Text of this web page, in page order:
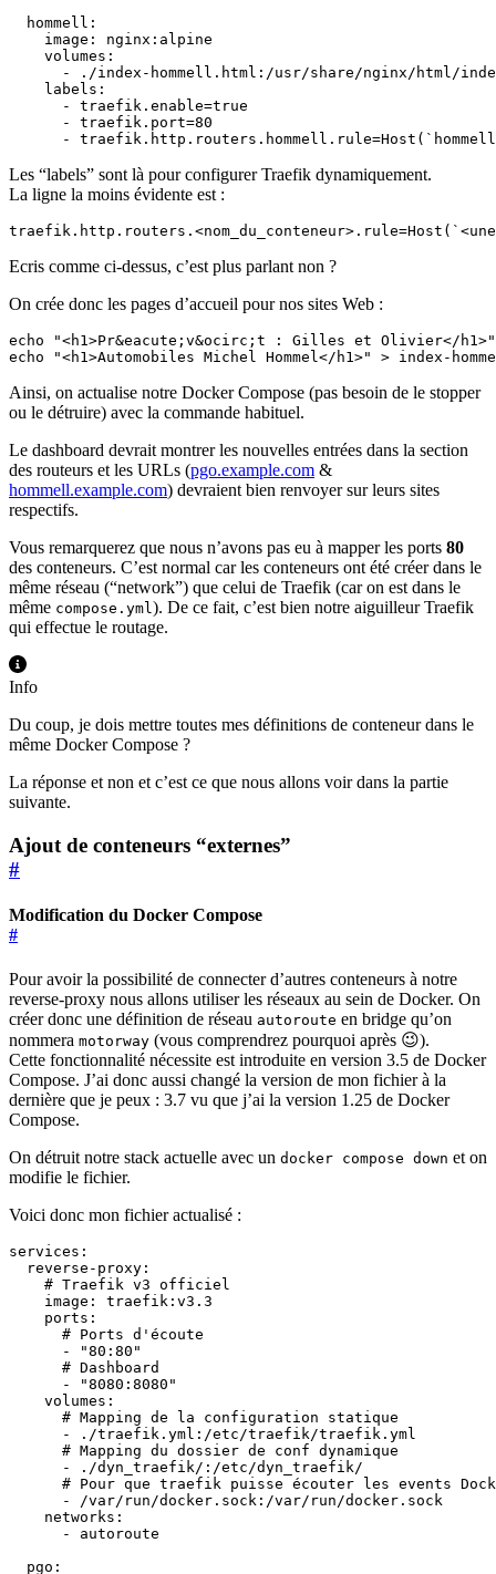
hommell :
image :
nginx:alpine
volumes :
-
./index-hommell.html:/usr/share/nginx/html/
labels :
- traefik.enable=true
- traefik.port=80
-
Les “labels” sont là pour configurer Traefik dynamiquement.
La ligne la moins évidente est :
Ecris comme ci-dessus, c’est plus parlant non ?
On crée donc les pages d’accueil pour nos sites Web :
echo
"<h1>Pr&eacute;v&ocirc;t : Gilles et Olivier</h1>"
echo
"<h1>Automobiles Michel Hommel</h1>" > index-
Ainsi, on actualise notre Docker Compose (pas besoin de le stopper
ou le détruire) avec la commande habituel.
Le dashboard devrait montrer les nouvelles entrées dans la section
des routeurs et les URLs (pgo.example.com &
hommell.example.com) devraient bien renvoyer sur leurs sites
respectifs.
Vous remarquerez que nous n’avons pas eu à mapper les ports 80
des conteneurs. C’est normal car les conteneurs ont été créer dans le
même réseau (“network”) que celui de Traefik (car on est dans le
même compose.yml). De ce fait, c’est bien notre aiguilleur Traefik
qui effectue le routage.
Info
Du coup, je dois mettre toutes mes définitions de conteneur dans le
même Docker Compose ?
La réponse et non et c’est ce que nous allons voir dans la partie
suivante.
Ajout de conteneurs “externes”
#
Modification du Docker Compose
#
Pour avoir la possibilité de connecter d’autres conteneurs à notre
reverse-proxy nous allons utiliser les réseaux au sein de Docker. On
créer donc une définition de réseau autoroute en bridge qu’on
nommera motorway (vous comprendrez pourquoi après 😉).
Cette fonctionnalité nécessite est introduite en version 3.5 de Docker
Compose. J’ai donc aussi changé la version de mon fichier à la
dernière que je peux : 3.7 vu que j’ai la version 1.25 de Docker
Compose.
On détruit notre stack actuelle avec un docker compose down et on
modifie le fichier.
Voici donc mon fichier actualisé :
services :
reverse-proxy :
# Traefik v3 officiel
image :
traefik:v3.3
ports :
# Ports d'écoute
-
"80:80"
# Dashboard
-
"8080:8080"
volumes :
# Mapping de la configuration statique
-
./traefik.yml:/etc/traefik/traefik.yml
# Mapping du dossier de conf dynamique
-
./dyn_traefik/:/etc/dyn_traefik/
# Pour que traefik puisse écouter les events
-
/var/run/docker.sock:/var/run/docker.sock
networks :
- autoroute
pgo :